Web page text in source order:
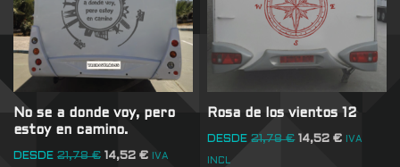
No se a donde voy, pero
estoy en camino.
DESDE 21,78€ 14,52 € IVA
Rosa de los vientos 12
DESDE 21,78€ 14,52€ IVA
INCL